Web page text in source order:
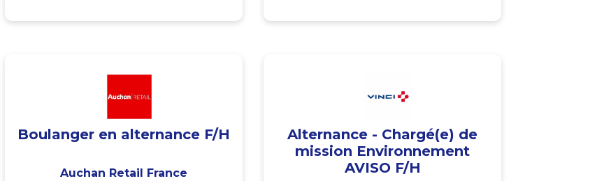
Boulanger en alternance F/H
Auchan Retail France
Alternance - Chargé(e) de
mission Environnement
AVISO F/H